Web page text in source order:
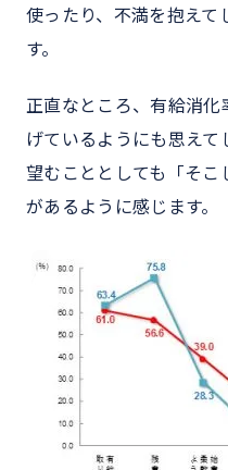
使ったり、不満を抱えて
す。
正直なところ、有給消
げているようにも思え
望むこととしても「そこ
があるように感じます。